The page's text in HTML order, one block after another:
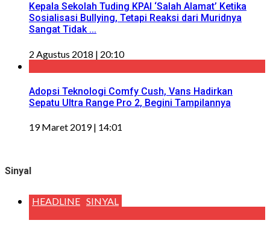
Kepala Sekolah Tuding KPAI ‘Salah Alamat’ Ketika
Sosialisasi Bullying, Tetapi Reaksi dari Muridnya
Sangat Tidak ...
2 Agustus 2018 | 20:10
Adopsi Teknologi Comfy Cush, Vans Hadirkan
Sepatu Ultra Range Pro 2, Begini Tampilannya
19 Maret 2019 | 14:01
Sinyal
HEADLINE SINYAL